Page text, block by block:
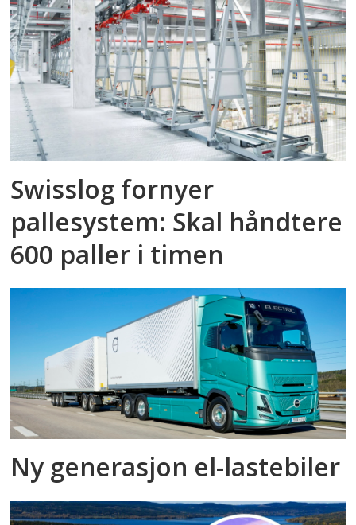
Swisslog fornyer
pallesystem: Skal håndtere
600 paller i timen
Ny generasjon el-lastebiler